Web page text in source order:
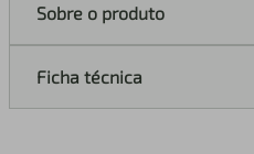
Sobre o produto
Ficha técnica